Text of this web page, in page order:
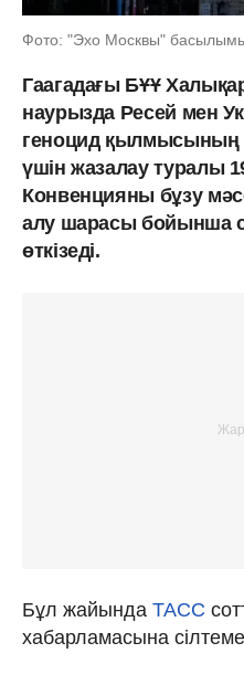
Фото: "Эхо Москвы"
Гаагадағы БҰҰ
наурызда Ресей мен
геноцид қылмысының
үшін жазалау туралы
Конвенцияны бұзу
алу шарасы бойынша
өткізеді.
Бұл жайында ТАСС
хабарламасына